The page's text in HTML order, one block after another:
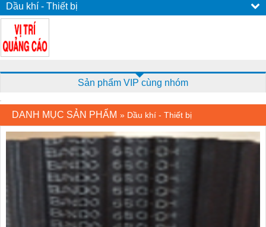
Dầu khí - Thiết bị
Sản phẩm VIP cùng nhóm
DANH MỤC SẢN PHẨM » Dầu khí - Thiết bị